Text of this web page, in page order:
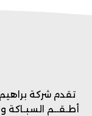
تقدم شركة براهيم
أطـقــم السبـاكة